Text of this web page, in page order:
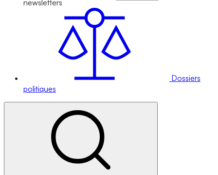
newsletters
Dossiers
politiques